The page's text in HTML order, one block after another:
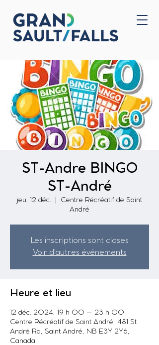
Accueil
ST-Andre BINGO
ST-André
jeu. 12 déc.
Centre Récréatif de Saint
André
Les inscriptions sont closes
Voir d'autres événements
Heure et lieu
12 déc. 2024, 19 h 00 – 23 h 00
Centre Récréatif de Saint André, 481 St
André Rd, Saint André, NB E3Y 2Y6,
Canada